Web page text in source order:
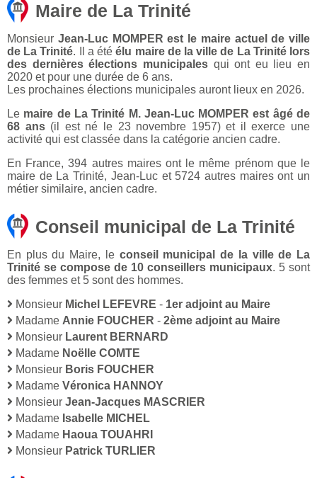
Maire de La Trinité
Monsieur Jean-Luc MOMPER est le maire actuel de ville
de La Trinité. Il a étéélu maire de la ville de La Trinité lors
des dernières élections municipalesqui ont eu lieu en
2020 et pour une durée de 6 ans.
Les prochaines élections municipales auront lieux en 2026.
Le maire de La Trinité M. Jean-Luc MOMPER est âgé de
68 ans(il est né le 23 novembre 1957) et il exerce une
activité qui est classée dans la catégorie ancien cadre.
En France, 394 autres maires ont le même prénom que le
maire de La Trinité, Jean-Luc et 5724 autres maires ont un
métier similaire, ancien cadre.
Conseil municipal de La Trinité
En plus du Maire, le conseil municipal de la ville de La
Trinité se compose de 10 conseillers municipaux. 5 sont
des femmes et 5 sont des hommes.
Monsieur Michel LEFEVRE - 1er adjoint au Maire
Madame Annie FOUCHER - 2ème adjoint au Maire
Monsieur Laurent BERNARD
Madame Noëlle COMTE
Monsieur Boris FOUCHER
Madame Véronica HANNOY
Monsieur Jean-Jacques MASCRIER
Madame Isabelle MICHEL
Madame Haoua TOUAHRI
Monsieur Patrick TURLIER